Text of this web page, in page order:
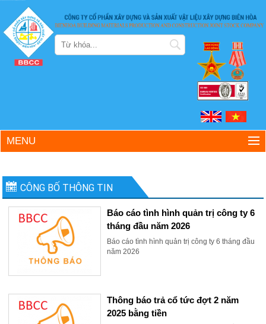
MENU
CÔNG BỐ THÔNG TIN
Báo cáo tình hình quản trị công ty 6
tháng đầu năm 2026
Báo cáo tình hình quản trị công ty 6 tháng đầu
năm 2026
Thông báo trả cổ tức đợt 2 năm
2025 bằng tiền